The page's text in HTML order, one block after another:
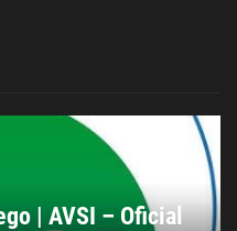
| AVSI – Oficial